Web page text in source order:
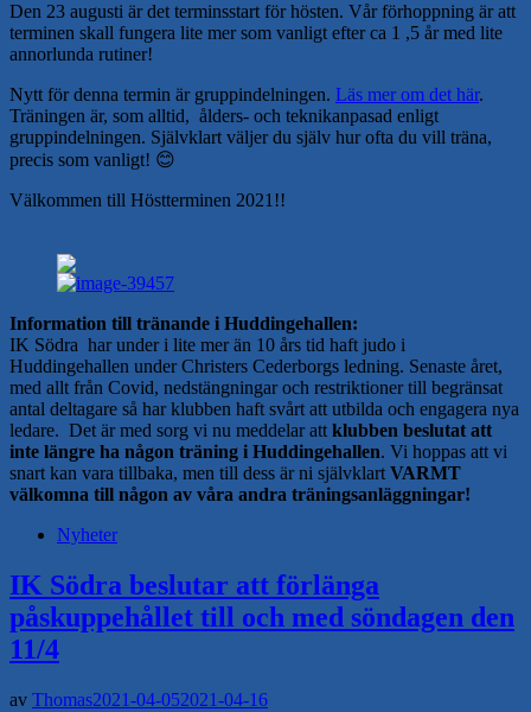
Den 23 augusti är det terminsstart för hösten. Vår förhoppning är att
terminen skall fungera lite mer som vanligt efter ca 1 ,5 år med lite
annorlunda rutiner!
Nytt för denna termin är gruppindelningen. Läs mer om det här.
Träningen är, som alltid, ålders- och teknikanpasad enligt
gruppindelningen. Självklart väljer du själv hur ofta du vill träna,
precis som vanligt! 😊
Välkommen till Höstterminen 2021!!
Information till tränande i Huddingehallen:
IK Södra har under i lite mer än 10 års tid haft judo i
Huddingehallen under Christers Cederborgs ledning. Senaste året,
med allt från Covid, nedstängningar och restriktioner till begränsat
antal deltagare så har klubben haft svårt att utbilda och engagera nya
ledare. Det är med sorg vi nu meddelar att klubben beslutat att
inte längre ha någon träning i Huddingehallen. Vi hoppas att vi
snart kan vara tillbaka, men till dess är ni självklart VARMT
välkomna till någon av våra andra träningsanläggningar!
Nyheter
IK Södra beslutar att förlänga
påskuppehållet till och med söndagen den
11/4
av Thomas2021-04-052021-04-16